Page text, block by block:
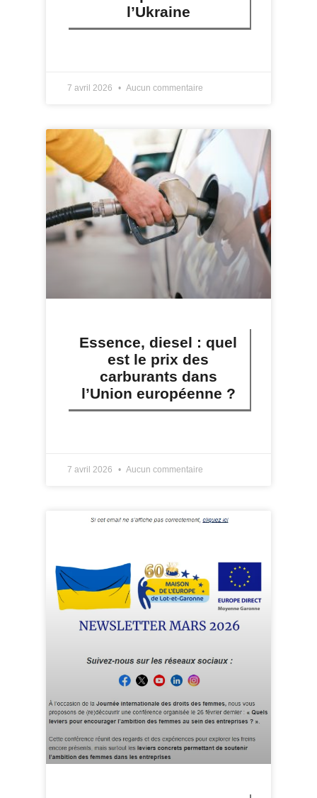
l’Ukraine
7 avril 2026 Aucun commentaire
Essence, diesel : quel
est le prix des
carburants dans
l’Union européenne ?
7 avril 2026 Aucun commentaire